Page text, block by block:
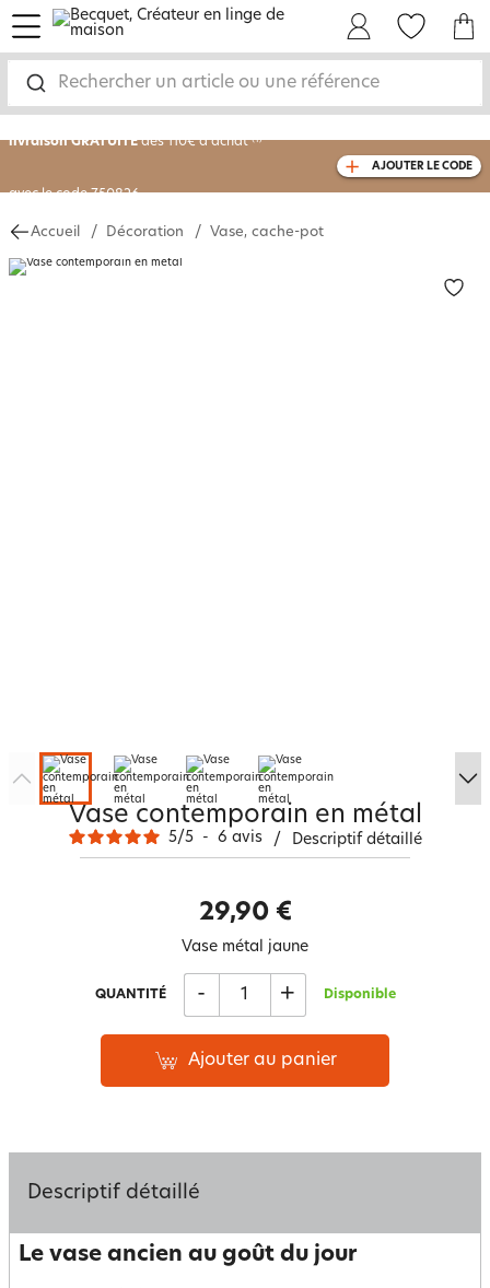
Rechercher un article ou une référence
menu
-30% sur votre commandedès 2 articles
achetés
AJOUTER LE CODE
Accueil Décoration Vase, cache-pot
Vase contemporain en métal
5/5 - 6 avis / Descriptif détaillé
29,90 €
Vase métal jaune
QUANTITÉ - + Disponible
Ajouter au panier
Descriptif détaillé
Le vase ancien au goût du jour